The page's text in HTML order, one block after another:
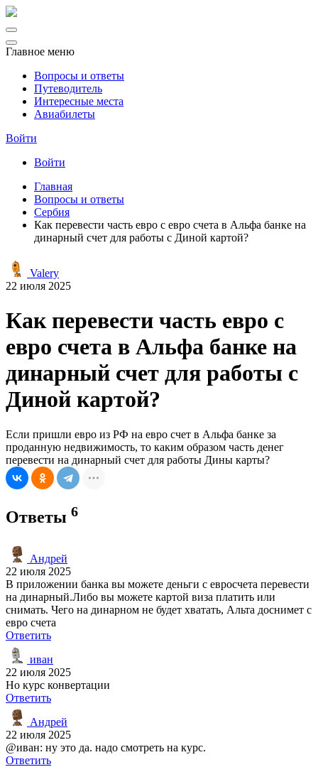
Главное меню
Вопросы и ответы
Путеводитель
Интересные места
Авиабилеты
Войти
Войти
Главная
Вопросы и ответы
Сербия
Как перевести часть евро с евро счета в Альфа банке на
динарный счет для работы с Диной картой?
Valery
22 июля 2025
Как перевести часть евро с
евро счета в Альфа банке на
динарный счет для работы с
Диной картой?
Если пришли евро из РФ на евро счет в Альфа банке за
проданную недвижимость, то каким образом часть денег
перевести на динарный счет для работы Дины карты?
Ответы 6
Андрей
22 июля 2025
В приложении банка вы можете деньги с евросчета перевести
на динарный.Либо вы можете картой виза платить или
снимать. Чего на динарном не будет хватать, Альта доснимет с
евро счета
Ответить
иван
22 июля 2025
Но курс конвертации
Ответить
Андрей
22 июля 2025
@иван: ну это да. надо смотреть на курс.
Ответить